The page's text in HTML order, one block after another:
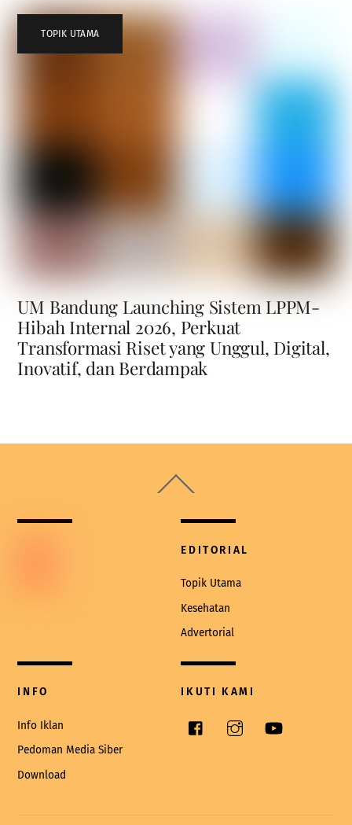
TOPIK UTAMA
UM Bandung Launching Sistem LPPM-
Hibah Internal 2026, Perkuat
Transformasi Riset yang Unggul, Digital,
Inovatif, dan Berdampak
To
EDITORIAL
Topik Utama
Kesehatan
Advertorial
INFO
Info Iklan
Pedoman Media Siber
Download
IKUTI KAMI
Facebook